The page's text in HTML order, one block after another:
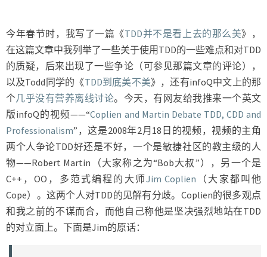
的
论
战
今年春节时，我写了一篇《TDD并不是看上去的那么美》，
在这篇文章中我列举了一些关于使用TDD的一些难点和对TDD
的质疑，后来出现了一些争论（可参见那篇文章的评论），
以及Todd同学的《TDD到底美不美》，还有infoQ中文上的那
个几乎没有营养离线讨论。今天，有网友给我推来一个英文
版infoQ的视频——“Coplien and Martin Debate TDD, CDD and
Professionalism”，这是2008年2月18日的视频，视频的主角
两个人争论TDD好还是不好，一个是敏捷社区的教主级的人
物——Robert Martin（大家称之为“Bob大叔”），另一个是
C++，OO，多范式编程的大师Jim Coplien （大家都叫他
Cope）。这两个人对TDD的见解有分歧。Coplien的很多观点
和我之前的不谋而合，而他自己称他是坚决强烈地站在TDD
的对立面上。下面是Jim的原话：